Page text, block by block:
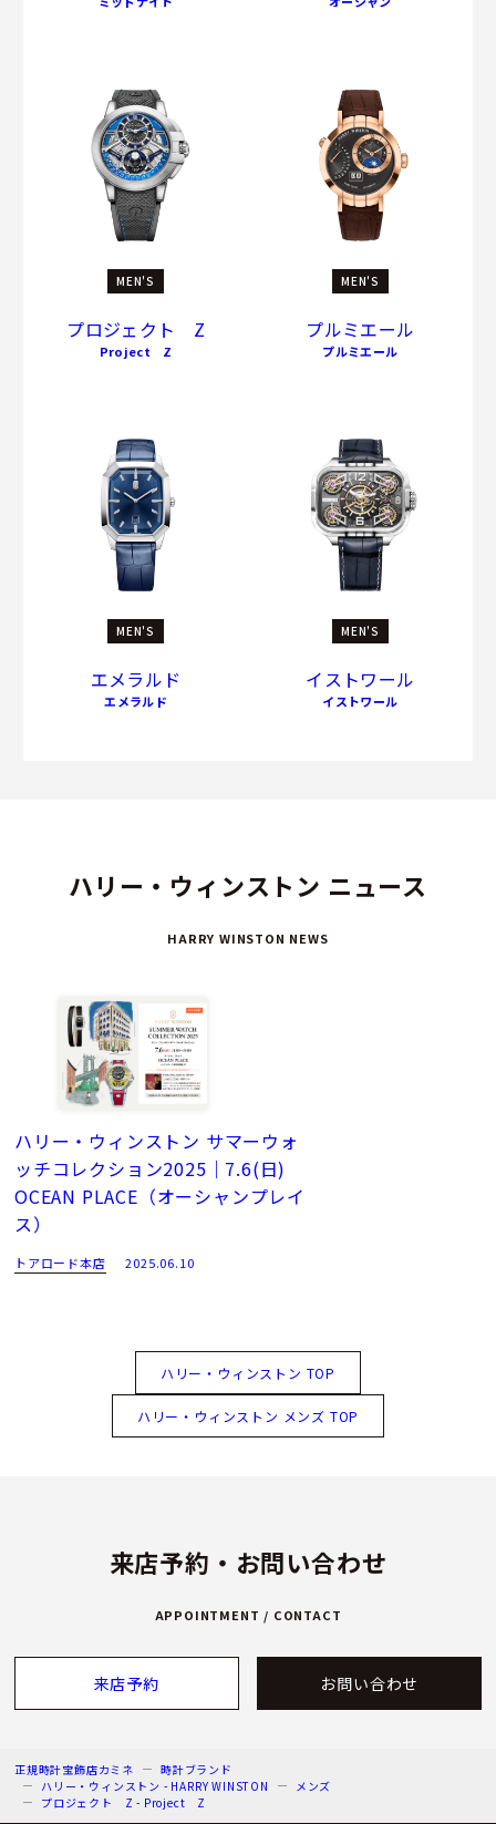
MEN'S
プロジェクト Z
Project Z
MEN'S
プルミエール
プルミエール
MEN'S
エメラルド
エメラルド
MEN'S
イストワール
イストワール
ハリー・ウィンストン ニュース
HARRY WINSTON NEWS
ハリー・ウィンストン サマーウォ
ッチコレクション2025｜7.6(日)
OCEAN PLACE（オーシャンプレイ
ス）
トアロード本店 2025.06.10
ハリー・ウィンストン TOP
ハリー・ウィンストン メンズ TOP
来店予約・お問い合わせ
APPOINTMENT / CONTACT
来店予約 お問い合わせ
正規時計宝飾店カミネ
時計ブランド
ハリー・ウィンストン - HARRY WINSTON
メンズ
プロジェクト Z - Project Z